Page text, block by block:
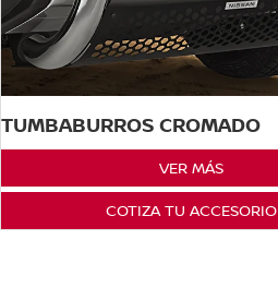
TUMBABURROS CROMADO
VER MÁS
COTIZA TU ACCESORIO